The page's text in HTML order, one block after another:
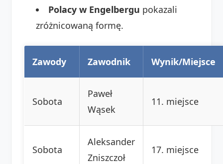
Polacy w Engelbergu pokazali
zróżnicowaną formę.
Zawody Zawodnik Wynik/Miejsce
Sobota
Paweł
Wąsek
11. miejsce
Sobota
Aleksander
Zniszczoł
17. miejsce